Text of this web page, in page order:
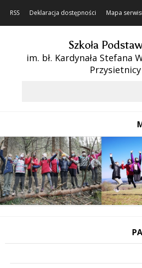
RSS Deklaracja dostępności Mapa
Szkoła
im. bł. Kardynała Stefana
Przysietnicy
Poprzedni Element
Następny Element
❚❚